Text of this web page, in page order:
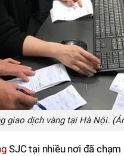
giao dịch vàng tại Hà Nội.
SJC tại nhiều nơi đã